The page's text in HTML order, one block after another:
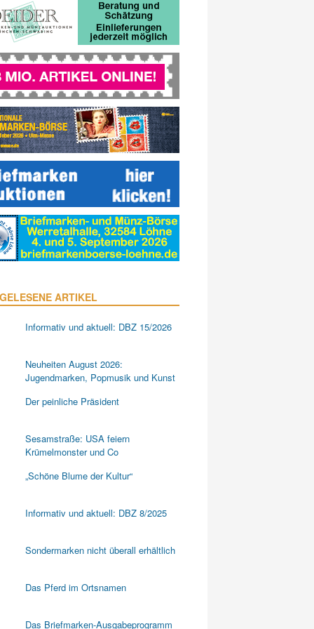
ARTIKEL
Informativ und aktuell: DBZ 15/2026
Neuheiten August 2026:
Jugendmarken, Popmusik und Kunst
Der peinliche Präsident
Sesamstraße: USA feiern
Krümelmonster und Co
„Schöne Blume der Kultur“
Informativ und aktuell: DBZ 8/2025
Sondermarken nicht überall erhältlich
Das Pferd im Ortsnamen
Das Briefmarken-Ausgabeprogramm